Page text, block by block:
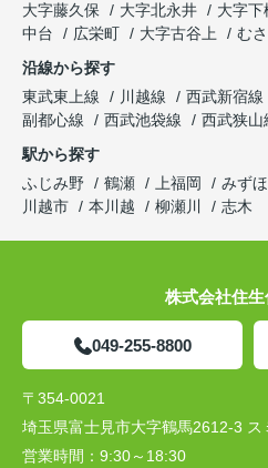
大字藤久保
大字北永井 大字下
中台
広栄町 大字古谷上 む
沿線から探す
東武東上線
川越線 西武新宿線
副都心線
西武池袋線
西武狭山
駅から探す
ふじみ野
鶴瀬 上福岡 みず
川越市
本川越 柳瀬川 志木
株式会社住
049-255-8800
〒354-0021
埼玉県富士見市大字鶴馬2612-3 ス
営業時間： 9:30～18:30